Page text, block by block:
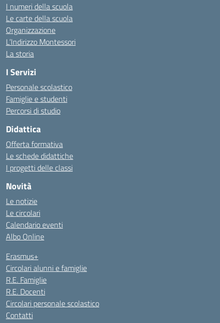
I numeri della scuola
Le carte della scuola
Organizzazione
L’Indirizzo Montessori
La storia
I Servizi
Personale scolastico
Famiglie e studenti
Percorsi di studio
Didattica
Offerta formativa
Le schede didattiche
I progetti delle classi
Novità
Le notizie
Le circolari
Calendario eventi
Albo Online
Erasmus+
Circolari alunni e famiglie
R.E. Famiglie
R.E. Docenti
Circolari personale scolastico
Contatti